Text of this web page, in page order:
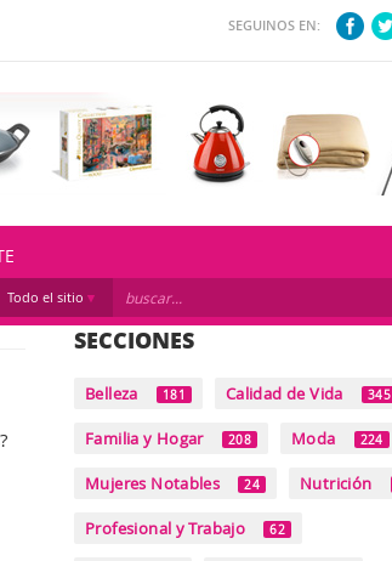
SEGUINOS EN:
Todo el sitio
SECCIONES
Belleza 181 Calidad de Vida 345
Familia y Hogar 208 Moda 224
Mujeres Notables 24 Nutrición
Profesional y Trabajo 62